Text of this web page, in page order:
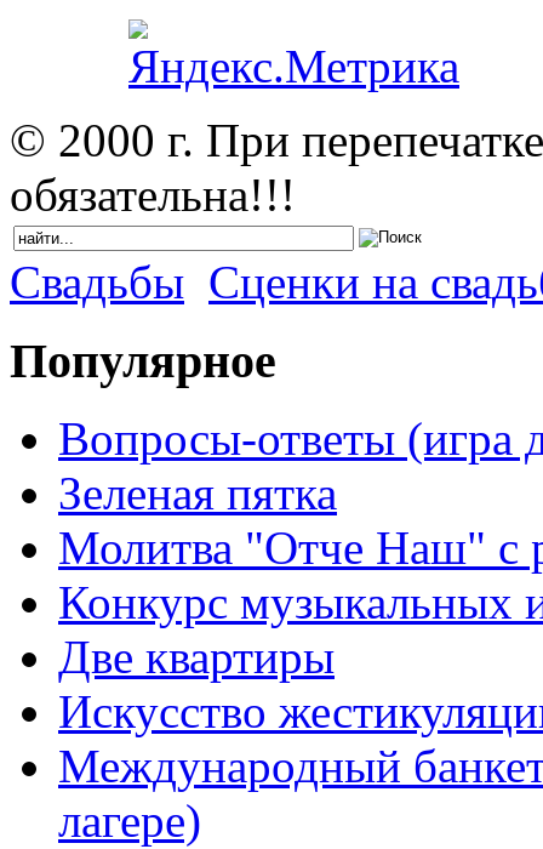
© 2000 г. При
обязательна!!!
Свадьбы Сценки на
Популярное
Вопросы-ответы (игра
Зеленая пятка
Молитва "Отче Наш" с
Конкурс музыкальных
Две квартиры
Искусство
Международный
лагере)